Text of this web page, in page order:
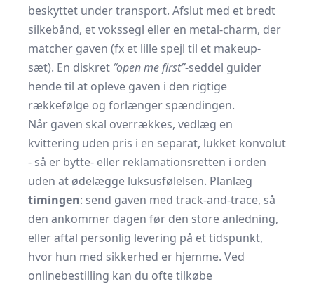
beskyttet under transport. Afslut med et bredt
silkebånd, et vokssegl eller en metal-charm, der
matcher gaven (fx et lille spejl til et makeup-
sæt). En diskret “open me first”-seddel guider
hende til at opleve gaven i den rigtige
rækkefølge og forlænger spændingen.
Når gaven skal overrækkes, vedlæg en
kvittering uden pris i en separat, lukket konvolut
- så er bytte- eller reklamationsretten i orden
uden at ødelægge luksusfølelsen. Planlæg
timingen: send gaven med track-and-trace, så
den ankommer dagen før den store anledning,
eller aftal personlig levering på et tidspunkt,
hvor hun med sikkerhed er hjemme. Ved
onlinebestilling kan du ofte tilkøbe